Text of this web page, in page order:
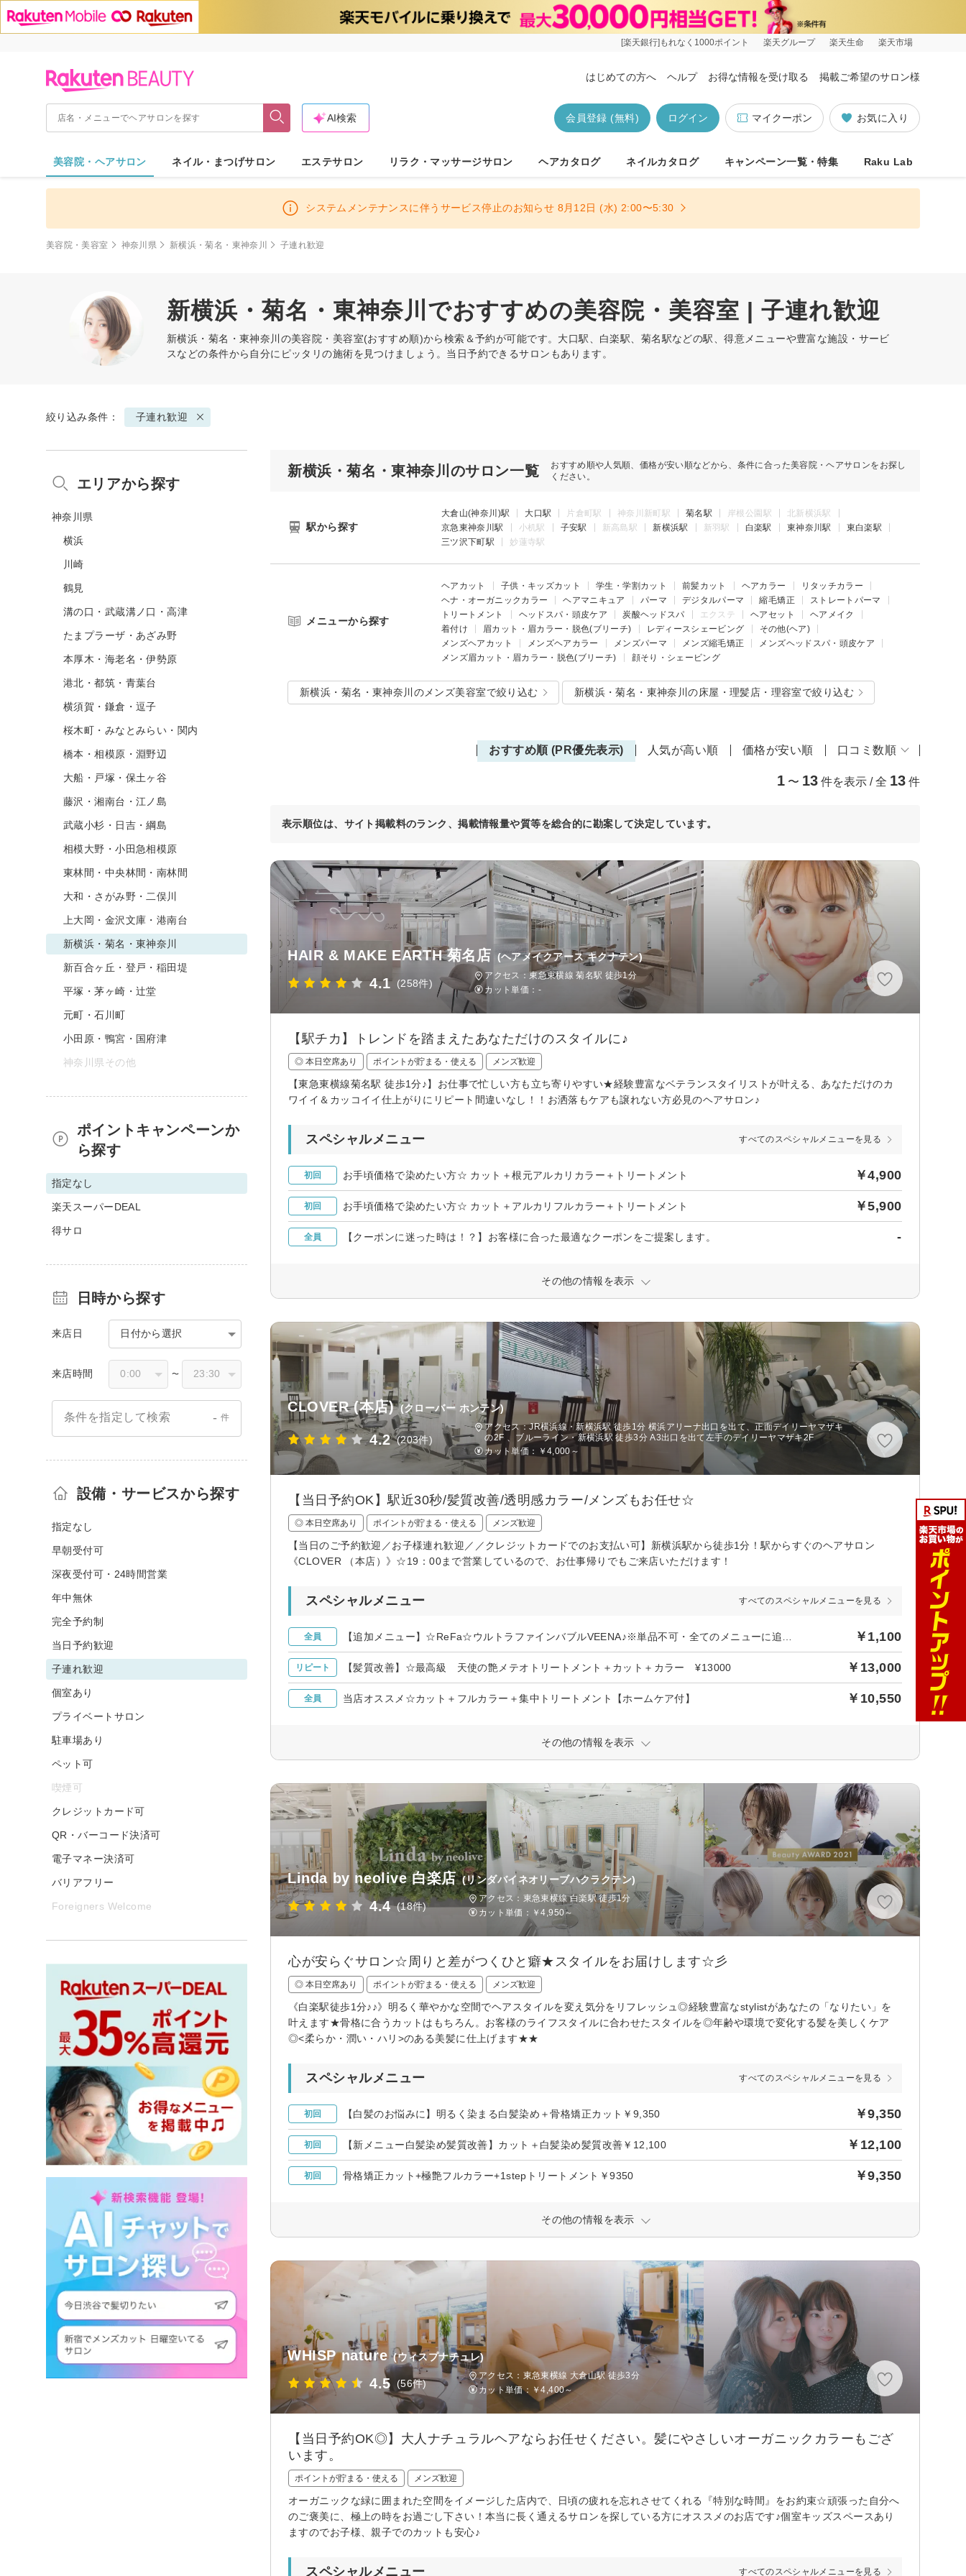
[楽天銀行]もれなく1000ポイント 楽天グループ 楽天生命 楽天市場
はじめての方へ ヘルプ お得な情報を受け取る 掲載ご希望のサロン様
お気に入り
マイクーポン
ログイン
会員登録 (無料)
AI検索
美容院・ヘアサロン ネイル・まつげサロン エステサロン リラク・マッサージサロン ヘアカタログ ネイルカタログ キャンペーン一覧・特集 Raku Lab
システムメンテナンスに伴うサービス停止のお知らせ 8月12日 (水) 2:00〜5:30
美容院・美容室 神奈川県 新横浜・菊名・東神奈川 子連れ歓迎
新横浜・菊名・東神奈川でおすすめの美容院・美容室 | 子連れ歓迎
新横浜・菊名・東神奈川の美容院・美容室(おすすめ順)から検索＆予約が可能です。大口駅、白楽駅、菊名駅などの駅、得意メニューや豊富な施設・サービ
スなどの条件から自分にピッタリの施術を見つけましょう。当日予約できるサロンもあります。
絞り込み条件： 子連れ歓迎
新横浜・菊名・東神奈川のサロン一覧
おすすめ順や人気順、価格が安い順などから、条件に合った美容院・ヘアサロンをお探し
ください。
駅から探す
大倉山(神奈川)駅 大口駅 片倉町駅 神奈川新町駅 菊名駅 岸根公園駅
北新横浜駅
京急東神奈川駅
小机駅 子安駅 新高島駅 新横浜駅 新羽駅 白楽駅 東神奈川駅
東白楽駅
三ツ沢下町駅
妙蓮寺駅
メニューから探す
ヘアカット 子供・キッズカット 学生・学割カット 前髪カット ヘアカラー
リタッチカラー
ヘナ・オーガニックカラー
ヘアマニキュア パーマ デジタルパーマ 縮毛矯正
ストレートパーマ
トリートメント
ヘッドスパ・頭皮ケア 炭酸ヘッドスパ エクステ ヘアセット
ヘアメイク
着付け
眉カット・眉カラー・脱色(ブリーチ) レディースシェービング
その他(ヘア)
メンズヘアカット
メンズヘアカラー メンズパーマ メンズ縮毛矯正
メンズヘッドスパ・頭皮ケア
メンズ眉カット・眉カラー・脱色(ブリーチ)
顔そり・シェービング
新横浜・菊名・東神奈川のメンズ美容室で絞り込む 新横浜・菊名・東神奈川の床屋・理髪店・理容室で絞り込む
おすすめ順 (PR優先表示) 人気が高い順 価格が安い順 口コミ数順
1 〜 13 件を表示 / 全 13 件
表示順位は、サイト掲載料のランク、掲載情報量や質等を総合的に勘案して決定しています。
HAIR & MAKE EARTH 菊名店 (ヘアメイクアース キクナテン)
4.1 (258件)
アクセス：東急東横線 菊名駅 徒歩1分
カット単価： -
【駅チカ】トレンドを踏まえたあなただけのスタイルに♪
◎ 本日空席あり ポイントが貯まる・使える メンズ歓迎
【東急東横線菊名駅 徒歩1分♪】お仕事で忙しい方も立ち寄りやすい★経験豊富なベテランスタイリストが叶える、あなただけのカ
ワイイ＆カッコイイ仕上がりにリピート間違いなし！！お洒落もケアも譲れない方必見のヘアサロン♪
スペシャルメニュー すべてのスペシャルメニューを見る
初回 お手頃価格で染めたい方☆ カット＋根元アルカリカラー＋トリートメント ￥4,900
初回 お手頃価格で染めたい方☆ カット＋アルカリフルカラー＋トリートメント ￥5,900
全員 【クーポンに迷った時は！？】お客様に合った最適なクーポンをご提案します。 -
その他の情報を表示
CLOVER (本店) (クローバー ホンテン)
4.2 (203件)
アクセス：JR横浜線・新横浜駅 徒歩1分 横浜アリーナ出口を出て、正面デイリーヤマザキ
の2F 、ブルーライン・新横浜駅 徒歩3分 A3出口を出て左手のデイリーヤマザキ2F
カット単価：
￥4,000～
【当日予約OK】駅近30秒/髪質改善/透明感カラー/メンズもお任せ☆
◎ 本日空席あり ポイントが貯まる・使える メンズ歓迎
【当日のご予約歓迎／お子様連れ歓迎／／クレジットカードでのお支払い可】新横浜駅から徒歩1分！駅からすぐのヘアサロン
《CLOVER （本店）》☆19：00まで営業しているので、お仕事帰りでもご来店いただけます！
スペシャルメニュー すべてのスペシャルメニューを見る
全員 ￥1,100
リピート 【髪質改善】☆最高級 天使の艶メテオトリートメント＋カット＋カラー ¥13000 ￥13,000
全員 当店オススメ☆カット＋フルカラー＋集中トリートメント【ホームケア付】 ￥10,550
その他の情報を表示
Linda by neolive 白楽店 (リンダバイネオリーブハクラクテン)
4.4 (18件)
アクセス：東急東横線 白楽駅 徒歩1分
カット単価： ￥4,950～
心が安らぐサロン☆周りと差がつくひと癖★スタイルをお届けします☆彡
◎ 本日空席あり ポイントが貯まる・使える メンズ歓迎
《白楽駅徒歩1分♪♪》明るく華やかな空間でヘアスタイルを変え気分をリフレッシュ◎経験豊富なstylistがあなたの「なりたい」を
叶えます★骨格に合うカットはもちろん。お客様のライフスタイルに合わせたスタイルを◎年齢や環境で変化する髪を美しくケア
◎<柔らか・潤い・ハリ>のある美髪に仕上げます★★
スペシャルメニュー すべてのスペシャルメニューを見る
初回 【白髪のお悩みに】明るく染まる白髪染め＋骨格矯正カット￥9,350 ￥9,350
初回 【新メニュー白髪染め髪質改善】カット＋白髪染め髪質改善￥12,100 ￥12,100
初回 骨格矯正カット+極艶フルカラー+1stepトリートメント￥9350 ￥9,350
その他の情報を表示
WHISP nature (ウィスプナチュレ)
4.5 (56件)
アクセス：東急東横線 大倉山駅 徒歩3分
カット単価： ￥4,400～
【当日予約OK◎】大人ナチュラルヘアならお任せください。髪にやさしいオーガニックカラーもござ
います。
ポイントが貯まる・使える メンズ歓迎
オーガニックな緑に囲まれた空間をイメージした店内で、日頃の疲れを忘れさせてくれる『特別な時間』をお約束☆頑張った自分へ
のご褒美に、極上の時をお過ごし下さい！本当に長く通えるサロンを探している方にオススメのお店です♪個室キッズスペースあり
ますのでお子様、親子でのカットも安心♪
スペシャルメニュー すべてのスペシャルメニューを見る
エリアから探す
神奈川県
横浜
川崎
鶴見
溝の口・武蔵溝ノ口・高津
たまプラーザ・あざみ野
本厚木・海老名・伊勢原
港北・都筑・青葉台
横須賀・鎌倉・逗子
桜木町・みなとみらい・関内
橋本・相模原・淵野辺
大船・戸塚・保土ヶ谷
藤沢・湘南台・江ノ島
武蔵小杉・日吉・綱島
相模大野・小田急相模原
東林間・中央林間・南林間
大和・さがみ野・二俣川
上大岡・金沢文庫・港南台
新横浜・菊名・東神奈川
新百合ヶ丘・登戸・稲田堤
平塚・茅ヶ崎・辻堂
元町・石川町
小田原・鴨宮・国府津
神奈川県その他
ポイントキャンペーンか
ら探す
指定なし
楽天スーパーDEAL
得サロ
日時から探す
来店日 日付から選択
来店時間 〜
条件を指定して検索 - 件
設備・サービスから探す
指定なし
早朝受付可
深夜受付可・24時間営業
年中無休
完全予約制
当日予約歓迎
子連れ歓迎
個室あり
プライベートサロン
駐車場あり
ペット可
喫煙可
クレジットカード可
QR・バーコード決済可
電子マネー決済可
バリアフリー
Foreigners Welcome